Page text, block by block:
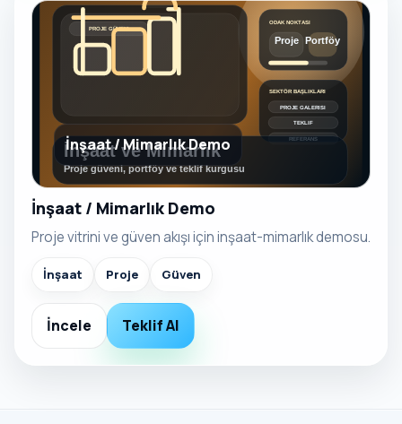
İnşaat / Mimarlık Demo
İnşaat / Mimarlık Demo
Proje vitrini ve güven akışı için inşaat-mimarlık demosu.
İnşaat Proje Güven
İncele Teklif Al